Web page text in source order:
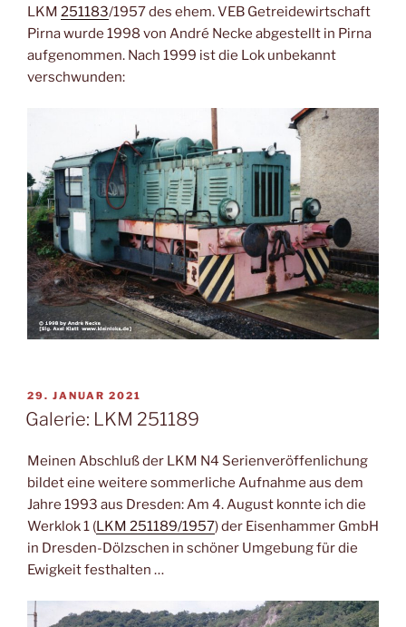
LKM 251183/1957 des ehem. VEB Getreidewirtschaft
Pirna wurde 1998 von André Necke abgestellt in Pirna
aufgenommen. Nach 1999 ist die Lok unbekannt
verschwunden:
VERÖFFENTLICHT
AM
29. JANUAR 2021
Galerie: LKM 251189
Meinen Abschluß der LKM N4 Serienveröffenlichung
bildet eine weitere sommerliche Aufnahme aus dem
Jahre 1993 aus Dresden: Am 4. August konnte ich die
Werklok 1 (LKM 251189/1957) der Eisenhammer GmbH
in Dresden-Dölzschen in schöner Umgebung für die
Ewigkeit festhalten …